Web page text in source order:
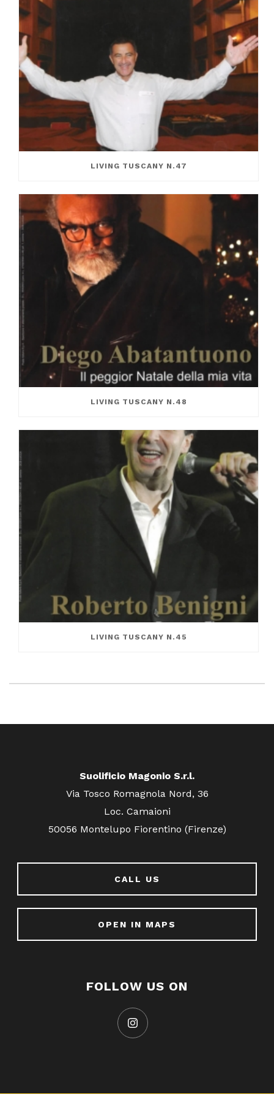
LIVING TUSCANY N.47
LIVING TUSCANY N.48
LIVING TUSCANY N.45
Suolificio Magonio S.r.l.
Via Tosco Romagnola Nord, 36
Loc. Camaioni
50056 Montelupo Fiorentino (Firenze)
CALL US
OPEN IN MAPS
FOLLOW US ON